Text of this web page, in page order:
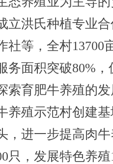
立洪氏种植专业
社等，全村13700
务面积突破80%，
索育肥牛养殖的
养殖示范村创建
，进一步提高肉
只，发展特色养殖